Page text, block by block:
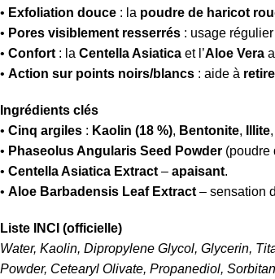
• Exfoliation douce : la poudre de haricot
• Pores visiblement resserrés : usage
• Confort : la Centella Asiatica et l’Aloe Vera
• Action sur points noirs/blancs : aide à
Ingrédients clés
• Cinq argiles : Kaolin (18 %), Bentonite, Illite,
• Phaseolus Angularis Seed Powder (poudre
• Centella Asiatica Extract – apaisant.
• Aloe Barbadensis Leaf Extract – sensation
Liste INCI (officielle)
Water, Kaolin, Dipropylene Glycol, Glycerin,
Powder, Cetearyl Olivate, Propanediol,